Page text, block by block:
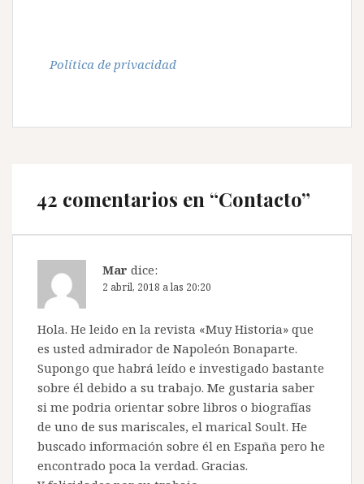
Política de privacidad
42 comentarios en “Contacto”
Mar dice:
2 abril, 2018 a las 20:20
Hola. He leido en la revista «Muy Historia» que
es usted admirador de Napoleón Bonaparte.
Supongo que habrá leído e investigado bastante
sobre él debido a su trabajo. Me gustaria saber
si me podria orientar sobre libros o biografías
de uno de sus mariscales, el marical Soult. He
buscado información sobre él en España pero he
encontrado poca la verdad. Gracias.